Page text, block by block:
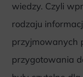
wiedzy. Czyli
rodzaju
przyjmowanych
przygotowania